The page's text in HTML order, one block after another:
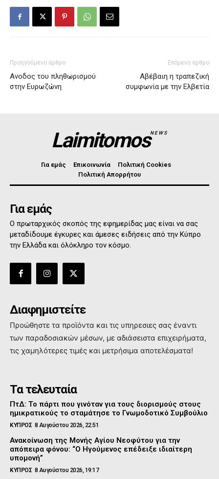
Προηγούμενο άρθρο
Ανοδος του πληθωρισμού
στην Ευρωζώνη
Επόμενο άρθρο
Αβέβαιη η τραπεζική
συμφωνία με την Ελβετία
LaimitomosNEWS
Για εμάς Επικοινωνία
Πολιτική Cookies
Πολιτική Απορρήτου
Για εμάς
Ο πρωταρχικός σκοπός της εφημερίδας μας είναι να σας
μεταδίδουμε έγκυρες και άμεσες ειδήσεις από την Κύπρο
την Ελλάδα και όλόκληρο τον κόσμο.
Διαφημιστείτε
Προώθηστε τα προϊόντα και τις υπηρεσιες σας έναντι
των παραδοσιακών μέσων, με αδιάσειστα επιχειρήματα,
τις χαμηλότερες τιμές και μετρήσιμα αποτελέσματα!
Τα τελευταία
ΠτΔ: Το πάρτι που γινόταν για τους διορισμούς στους
ημικρατικούς το σταμάτησε το Γνωμοδοτικό Συμβούλιο
ΚΥΠΡΟΣ 8 Αυγούστου 2026, 22:51
Ανακοίνωση της Μονής Αγίου Νεοφύτου για την
απόπειρα φόνου: “Ο Ηγούμενος επέδειξε ιδιαίτερη
υπομονή”
ΚΥΠΡΟΣ 8 Αυγούστου 2026, 19:17